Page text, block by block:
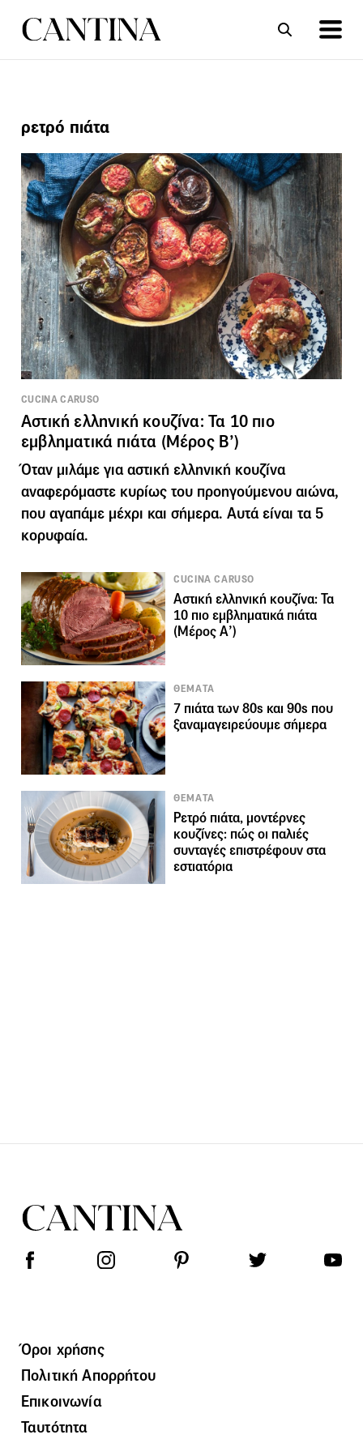
ΣΥΝΤΑΓΕΣ
ρετρό πιάτα
CUCINA CARUSO
Αστική ελληνική κουζίνα: Τα 10 πιο
εμβληματικά πιάτα (Μέρος Β’)
Όταν μιλάμε για αστική ελληνική κουζίνα
αναφερόμαστε κυρίως του προηγούμενου αιώνα,
που αγαπάμε μέχρι και σήμερα. Αυτά είναι τα 5
κορυφαία.
CUCINA CARUSO
Αστική ελληνική κουζίνα: Τα
10 πιο εμβληματικά πιάτα
(Μέρος Α’)
ΘΕΜΑΤΑ
7 πιάτα των 80s και 90s που
ξαναμαγειρεύουμε σήμερα
ΘΕΜΑΤΑ
Ρετρό πιάτα, μοντέρνες
κουζίνες: πώς οι παλιές
συνταγές επιστρέφουν στα
εστιατόρια
Όροι χρήσης
Πολιτική Απορρήτου
Επικοινωνία
Ταυτότητα